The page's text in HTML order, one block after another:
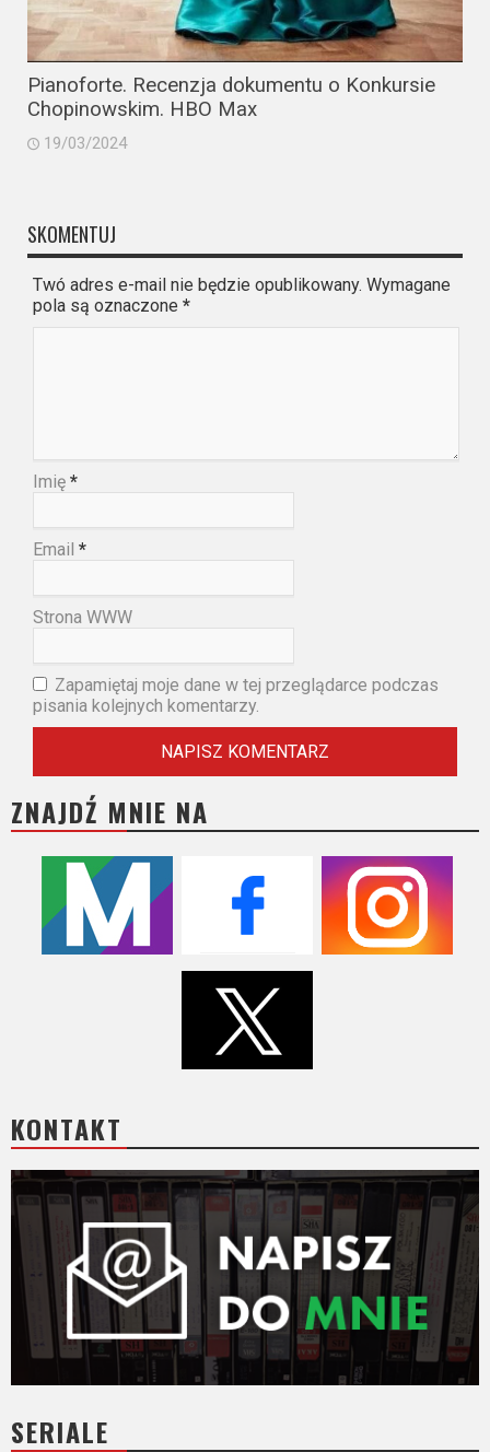
Pianoforte. Recenzja dokumentu o Konkursie
Chopinowskim. HBO Max
19/03/2024
SKOMENTUJ
Twó adres e-mail nie będzie opublikowany. Wymagane
pola są oznaczone *
Imię *
Email *
Strona WWW
Zapamiętaj moje dane w tej przeglądarce podczas
pisania kolejnych komentarzy.
ZNAJDŹ MNIE NA
KONTAKT
SERIALE